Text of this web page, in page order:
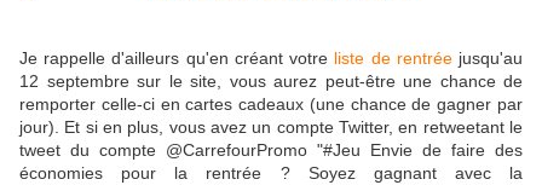
Je rappelle d'ailleurs qu'en créant votre liste de rentréejusqu'au
12 septembre sur le site, vous aurez peut-être une chance de
remporter celle-ci en cartes cadeaux (une chance de gagner par
jour). Et si en plus, vous avez un compte Twitter, en retweetant le
tweet du compte @CarrefourPromo "#Jeu Envie de faire des
économies pour la rentrée ? Soyez gagnant avec la